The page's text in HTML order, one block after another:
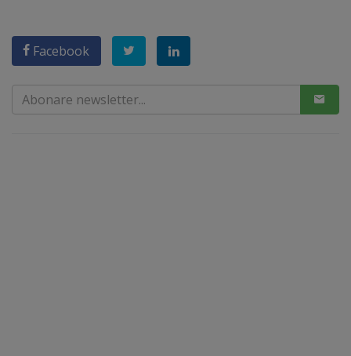
Facebook